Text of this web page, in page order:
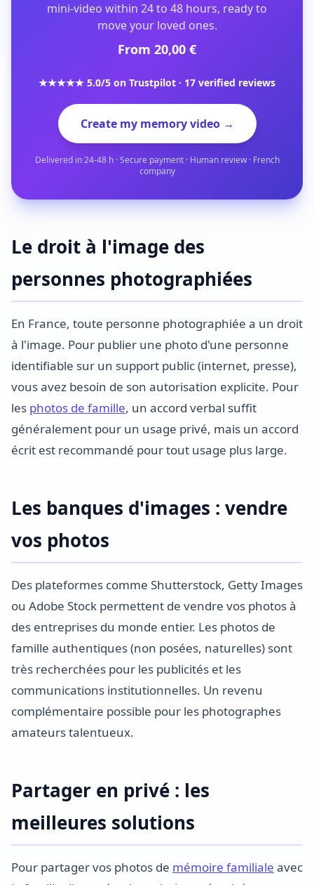
mini-video within 24 to 48 hours, ready to
move your loved ones.
From 20,00 €
★★★★★ 5.0/5 on Trustpilot · 17 verified reviews
Create my memory video →
Delivered in 24-48 h · Secure payment · Human review · French
company
Le droit à l'image des
personnes photographiées
En France, toute personne photographiée a un droit
à l'image. Pour publier une photo d'une personne
identifiable sur un support public (internet, presse),
vous avez besoin de son autorisation explicite. Pour
les photos de famille, un accord verbal suffit
généralement pour un usage privé, mais un accord
écrit est recommandé pour tout usage plus large.
Les banques d'images : vendre
vos photos
Des plateformes comme Shutterstock, Getty Images
ou Adobe Stock permettent de vendre vos photos à
des entreprises du monde entier. Les photos de
famille authentiques (non posées, naturelles) sont
très recherchées pour les publicités et les
communications institutionnelles. Un revenu
complémentaire possible pour les photographes
amateurs talentueux.
Partager en privé : les
meilleures solutions
Pour partager vos photos de mémoire familiale avec